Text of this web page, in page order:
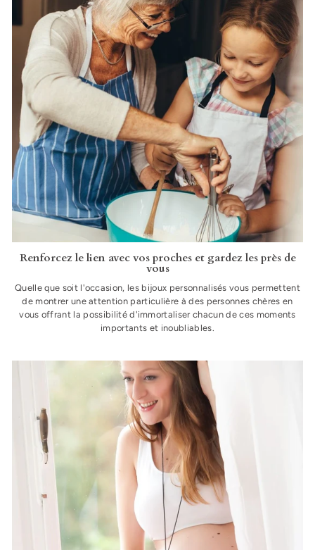
Renforcez le lien avec vos proches et gardez les près de
vous
Quelle que soit l'occasion, les bijoux personnalisés vous permettent
de montrer une attention particulière à des personnes chères en
vous offrant la possibilité d'immortaliser chacun de ces moments
importants et inoubliables.